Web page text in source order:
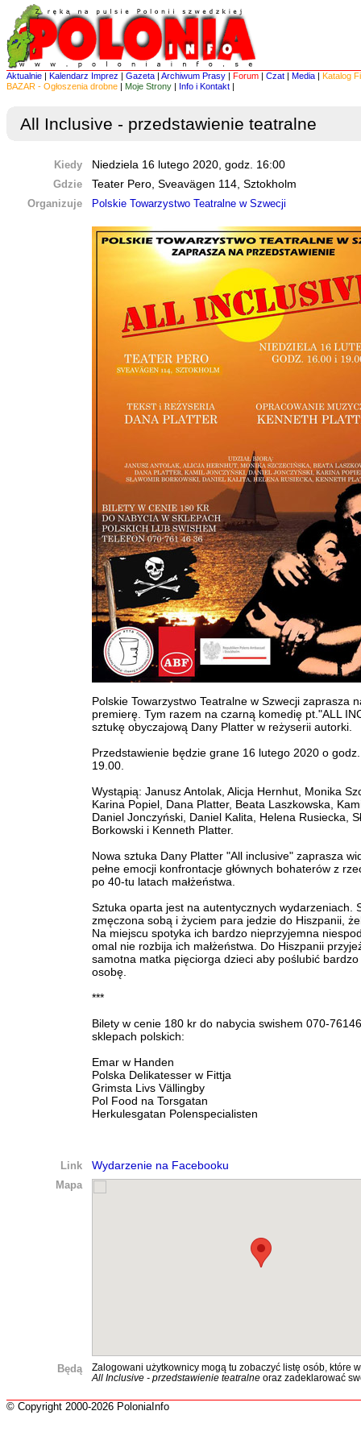
Aktualnie | Kalendarz Imprez | Gazeta | Archiwum Prasy | Forum | Czat | Media | Katalog
BAZAR - Ogłoszenia drobne | Moje Strony | Info i Kontakt |
All Inclusive - przedstawienie teatralne
Kiedy
Niedziela 16 lutego 2020, godz. 16:00
Gdzie
Teater Pero, Sveavägen 114, Sztokholm
Organizuje
Polskie Towarzystwo Teatralne w Szwecji
Polskie Towarzystwo Teatralne w Szwecji zaprasza
premierę. Tym razem na czarną komedię pt."ALL
sztukę obyczajową Dany Platter w reżyserii autorki.
Przedstawienie będzie grane 16 lutego 2020 o
19.00.
Wystąpią: Janusz Antolak, Alicja Hernhut, Monika
Karina Popiel, Dana Platter, Beata Laszkowska,
Daniel Jonczyński, Daniel Kalita, Helena Rusiecka,
Borkowski i Kenneth Platter.
Nowa sztuka Dany Platter "All inclusive" zaprasza
pełne emocji konfrontacje głównych bohaterów z
po 40-tu latach małżeństwa.
Sztuka oparta jest na autentycznych wydarzeniach.
zmęczona sobą i życiem para jedzie do Hiszpanii,
Na miejscu spotyka ich bardzo nieprzyjemna
omal nie rozbija ich małżeństwa. Do Hiszpanii
samotna matka pięciorga dzieci aby poślubić bardzo
osobę.
***
Bilety w cenie 180 kr do nabycia swishem 070-
sklepach polskich:
Emar w Handen
Polska Delikatesser w Fittja
Grimsta Livs Vällingby
Pol Food na Torsgatan
Herkulesgatan Polenspecialisten
Link
Wydarzenie na Facebooku
Mapa
Będą
Zalogowani użytkownicy mogą tu zobaczyć listę osób, które
All Inclusive - przedstawienie teatralne oraz zadeklarować
© Copyright 2000-2026 PoloniaInfo